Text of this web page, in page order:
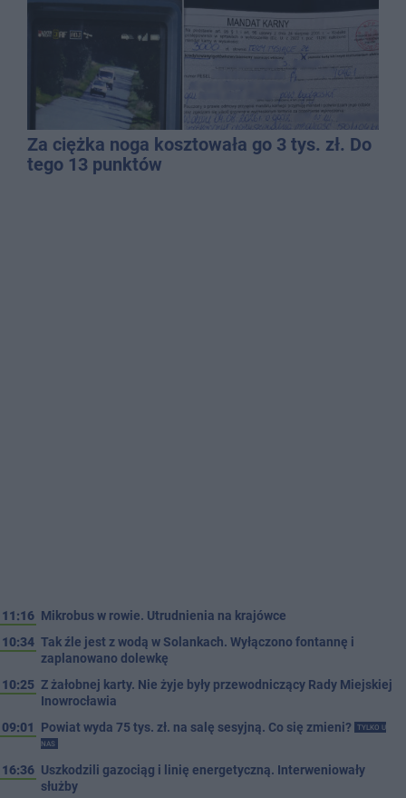
Za ciężka noga kosztowała go 3 tys. zł. Do
tego 13 punktów
11:16 Mikrobus w rowie. Utrudnienia na krajówce
10:34 Tak źle jest z wodą w Solankach. Wyłączono fontannę i
zaplanowano dolewkę
10:25 Z żałobnej karty. Nie żyje były przewodniczący Rady Miejskiej
Inowrocławia
09:01
Powiat wyda 75 tys. zł. na salę sesyjną. Co się zmieni?
TYLKO U
NAS
16:36 Uszkodzili gazociąg i linię energetyczną. Interweniowały
służby